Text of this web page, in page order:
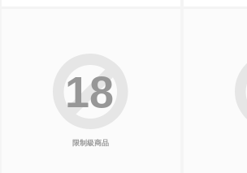
限制級商品
18